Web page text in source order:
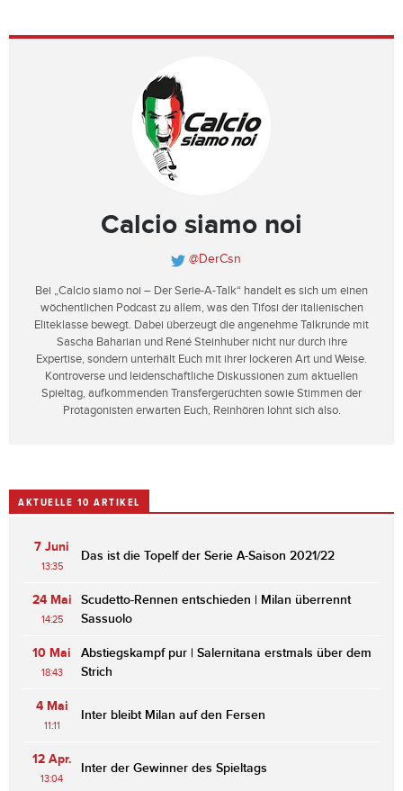
Calcio siamo noi
@DerCsn
Bei „Calcio siamo noi – Der Serie-A-Talk“ handelt es sich um einen
wöchentlichen Podcast zu allem, was den Tifosi der italienischen
Eliteklasse bewegt. Dabei überzeugt die angenehme Talkrunde mit
Sascha Baharian und René Steinhuber nicht nur durch ihre
Expertise, sondern unterhält Euch mit ihrer lockeren Art und Weise.
Kontroverse und leidenschaftliche Diskussionen zum aktuellen
Spieltag, aufkommenden Transfergerüchten sowie Stimmen der
Protagonisten erwarten Euch, Reinhören lohnt sich also.
AKTUELLE 10 ARTIKEL
7 Juni
13:35
Das ist die Topelf der Serie A-Saison 2021/22
24 Mai
14:25
Scudetto-Rennen entschieden | Milan überrennt
Sassuolo
10 Mai
18:43
Abstiegskampf pur | Salernitana erstmals über dem
Strich
4 Mai
11:11
Inter bleibt Milan auf den Fersen
12 Apr.
13:04
Inter der Gewinner des Spieltags